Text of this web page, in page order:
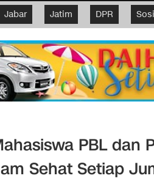
Jabar Jatim DPR
PBL dan
Sehat Setiap